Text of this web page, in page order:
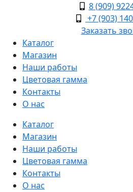
8 (909)
+7 (903)
Заказать
Каталог
Магазин
Наши работы
Цветовая гамма
Контакты
О нас
Каталог
Магазин
Наши работы
Цветовая гамма
Контакты
О нас